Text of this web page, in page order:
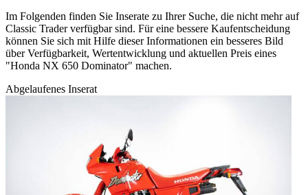
Im Folgenden finden Sie Inserate zu Ihrer Suche, die nicht mehr auf
Classic Trader verfügbar sind. Für eine bessere Kaufentscheidung
können Sie sich mit Hilfe dieser Informationen ein besseres Bild
über Verfügbarkeit, Wertentwicklung und aktuellen Preis eines
"Honda NX 650 Dominator" machen.
Abgelaufenes Inserat